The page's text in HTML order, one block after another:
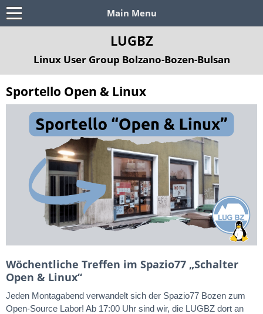
Main Menu
LUGBZ
Linux User Group Bolzano-Bozen-Bulsan
Sportello Open & Linux
Wöchentliche Treffen im Spazio77 „Schalter
Open & Linux“
Jeden Montagabend verwandelt sich der Spazio77 Bozen zum
Open-Source Labor! Ab 17:00 Uhr sind wir, die LUGBZ dort an